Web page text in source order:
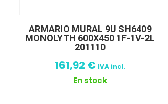
ARMARIO MURAL 9U SH6409
MONOLYTH 600X450 1F-1V-2L
201110
161,92 € IVA incl.
En stock